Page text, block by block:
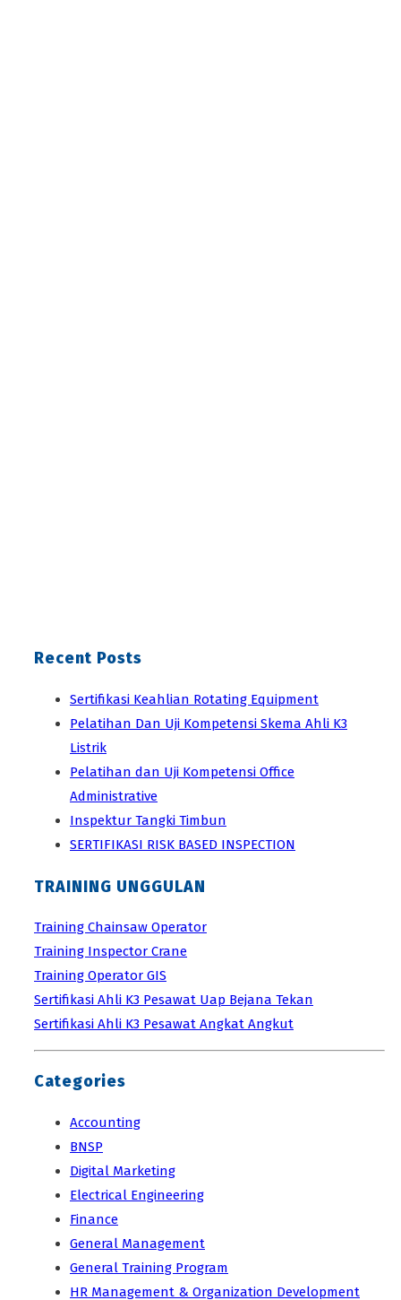
Recent Posts
Sertifikasi Keahlian Rotating Equipment
Pelatihan Dan Uji Kompetensi Skema Ahli K3
Listrik
Pelatihan dan Uji Kompetensi Office
Administrative
Inspektur Tangki Timbun
SERTIFIKASI RISK BASED INSPECTION
TRAINING UNGGULAN
Training Chainsaw Operator
Training Inspector Crane
Training Operator GIS
Sertifikasi Ahli K3 Pesawat Uap Bejana Tekan
Sertifikasi Ahli K3 Pesawat Angkat Angkut
Categories
Accounting
BNSP
Digital Marketing
Electrical Engineering
Finance
General Management
General Training Program
HR Management & Organization Development